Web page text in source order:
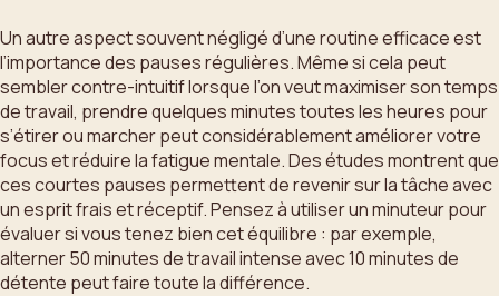
Un autre aspect souvent négligé d’une routine efficace est
l’importance des pauses régulières. Même si cela peut
sembler contre-intuitif lorsque l’on veut maximiser son temps
de travail, prendre quelques minutes toutes les heures pour
s’étirer ou marcher peut considérablement améliorer votre
focus et réduire la fatigue mentale. Des études montrent que
ces courtes pauses permettent de revenir sur la tâche avec
un esprit frais et réceptif. Pensez à utiliser un minuteur pour
évaluer si vous tenez bien cet équilibre : par exemple,
alterner 50 minutes de travail intense avec 10 minutes de
détente peut faire toute la différence.